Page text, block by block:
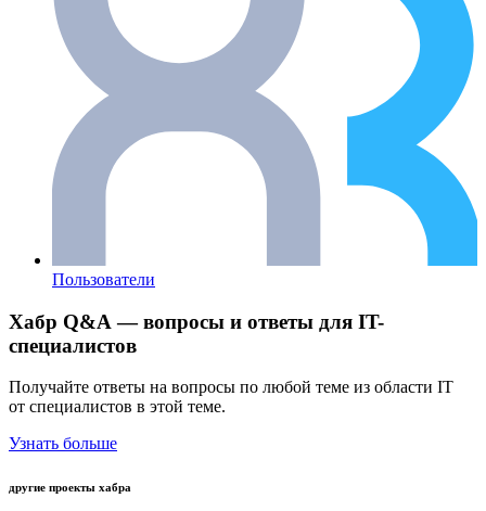
Пользователи
Хабр Q&A — вопросы и ответы для IT-
специалистов
Получайте ответы на вопросы по любой теме из области IT
от специалистов в этой теме.
Узнать больше
другие проекты хабра